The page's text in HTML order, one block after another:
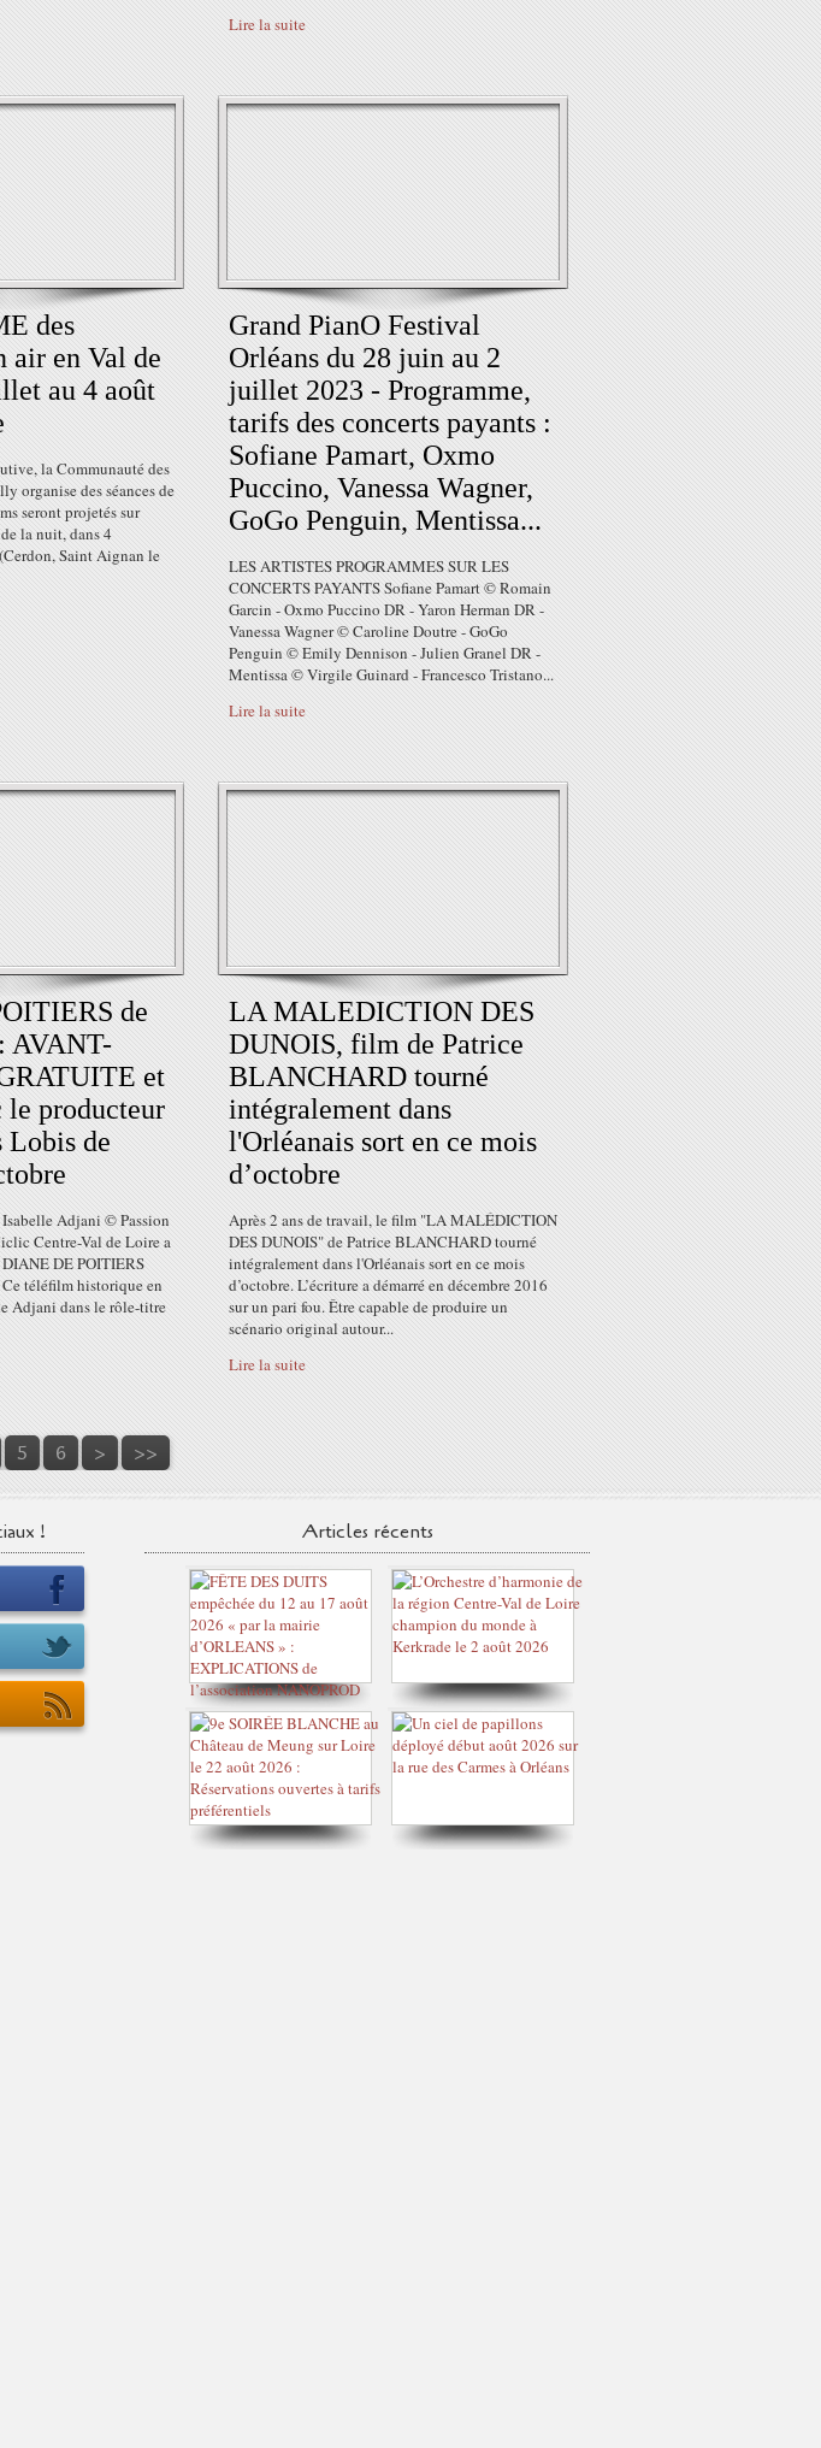
Lire la suite
des
air en Val de
au 4 août
la Communauté des
organise des séances de
seront projetés sur
la nuit, dans 4
Saint Aignan le
Grand PianO Festival
Orléans du 28 juin au 2
juillet 2023 - Programme,
tarifs des concerts payants :
Sofiane Pamart, Oxmo
Puccino, Vanessa Wagner,
GoGo Penguin, Mentissa...
LES ARTISTES PROGRAMMES SUR LES
CONCERTS PAYANTS Sofiane Pamart © Romain
Garcin - Oxmo Puccino DR - Yaron Herman DR -
Vanessa Wagner © Caroline Doutre - GoGo
Penguin © Emily Dennison - Julien Granel DR -
Mentissa © Virgile Guinard - Francesco Tristano...
Lire la suite
de
AVANT-
et
le producteur
Lobis de
Adjani © Passion
Centre-Val de Loire a
DE POITIERS
Ce téléfilm historique en
Adjani dans le rôle-titre
LA MALEDICTION DES
DUNOIS, film de Patrice
BLANCHARD tourné
intégralement dans
l'Orléanais sort en ce mois
d’octobre
Après 2 ans de travail, le film "LA MALÉDICTION
DES DUNOIS" de Patrice BLANCHARD tourné
intégralement dans l'Orléanais sort en ce mois
d’octobre. L’écriture a démarré en décembre 2016
sur un pari fou. Être capable de produire un
scénario original autour...
Lire la suite
5 6 > >>
! Articles récents